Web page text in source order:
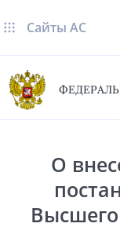
Сайты AC
О